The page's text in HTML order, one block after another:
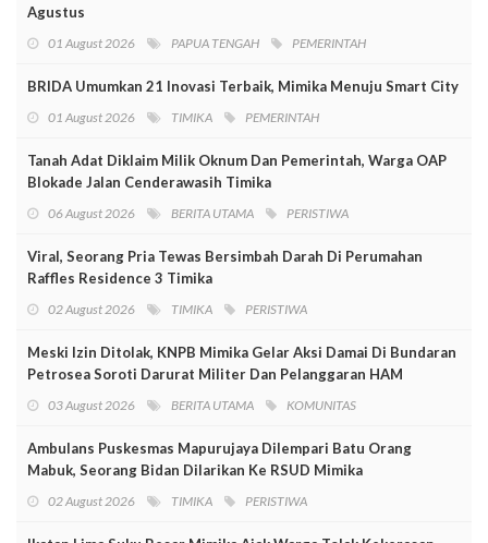
Agustus
01 August 2026 PAPUA TENGAH PEMERINTAH
BRIDA Umumkan 21 Inovasi Terbaik, Mimika Menuju Smart City
01 August 2026 TIMIKA PEMERINTAH
Tanah Adat Diklaim Milik Oknum Dan Pemerintah, Warga OAP
Blokade Jalan Cenderawasih Timika
06 August 2026 BERITA UTAMA PERISTIWA
Viral, Seorang Pria Tewas Bersimbah Darah Di Perumahan
Raffles Residence 3 Timika
02 August 2026 TIMIKA PERISTIWA
Meski Izin Ditolak, KNPB Mimika Gelar Aksi Damai Di Bundaran
Petrosea Soroti Darurat Militer Dan Pelanggaran HAM
03 August 2026 BERITA UTAMA KOMUNITAS
Ambulans Puskesmas Mapurujaya Dilempari Batu Orang
Mabuk, Seorang Bidan Dilarikan Ke RSUD Mimika
02 August 2026 TIMIKA PERISTIWA